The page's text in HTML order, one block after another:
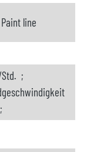
line
Std. ;